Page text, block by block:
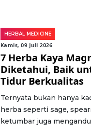
HERBAL MEDICINE
Kamis, 09 Juli 2026
7 Herba Kaya
Diketahui, Baik
Tidur Berkualitas
Ternyata bukan hanya
herba seperti sage,
ketumbar juga